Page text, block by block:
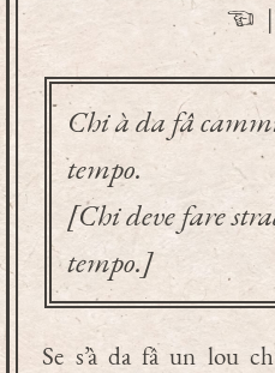
☜ |
Chi à da fâ
tempo.
[Chi deve fare
tempo.]
Se s’à da fâ un lou